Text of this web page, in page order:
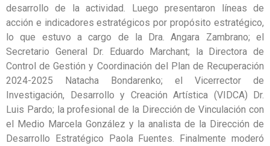
desarrollo de la actividad. Luego presentaron líneas de
acción e indicadores estratégicos por propósito estratégico,
lo que estuvo a cargo de la Dra. Angara Zambrano; el
Secretario General Dr. Eduardo Marchant; la Directora de
Control de Gestión y Coordinación del Plan de Recuperación
2024-2025 Natacha Bondarenko; el Vicerrector de
Investigación, Desarrollo y Creación Artística (VIDCA) Dr.
Luis Pardo; la profesional de la Dirección de Vinculación con
el Medio Marcela González y la analista de la Dirección de
Desarrollo Estratégico Paola Fuentes. Finalmente moderó